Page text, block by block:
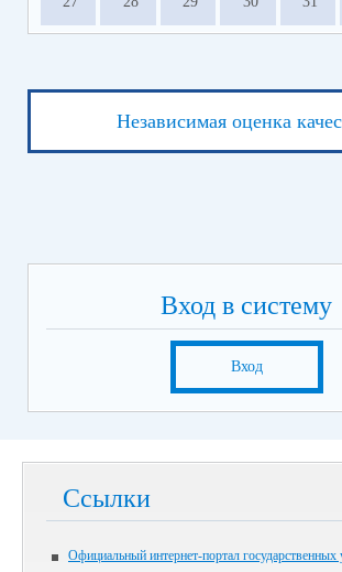
Независимая оценка
Вход в систему
Вход
Ссылки
Официальный интернет-портал государственных